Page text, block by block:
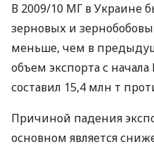
В 2009/10 МГ в Украине
зерновых и
меньше, чем в
объем экспорта с
составил 15,4 млн т
Причиной падения
основном является